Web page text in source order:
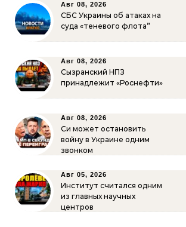
Авг 08, 2026
СБС Украины об атаках на
суда «теневого флота”
Авг 08, 2026
Сызранский НПЗ
принадлежит «Роснефти»
Авг 08, 2026
Си может остановить
войну в Украине одним
звонком
Авг 05, 2026
Институт считался одним
из главных научных
центров